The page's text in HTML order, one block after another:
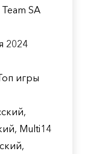
SA
2024
игры
Multi14